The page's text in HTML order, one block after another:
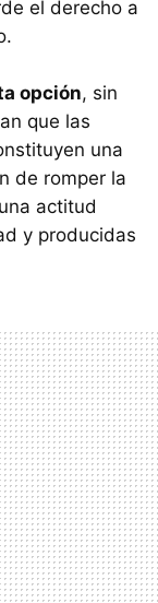
el derecho a
opción, sin
que las
una
de romper la
actitud
y producidas